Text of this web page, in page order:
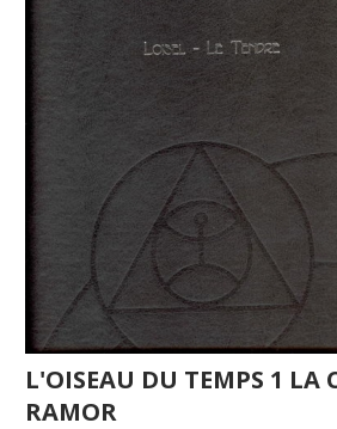
L'OISEAU DU TEMPS 1 LA
RAMOR